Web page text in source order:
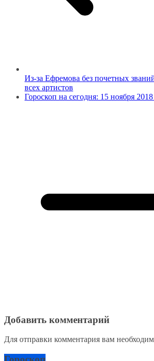
Из-за Ефремова без почетных
всех артистов
Гороскоп на сегодня: 15 ноября 2018
Добавить комментарий
Для отправки комментария вам